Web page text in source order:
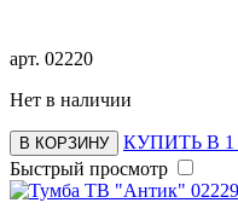
арт. 02220
Нет в наличии
В КОРЗИНУ
КУПИТЬ В
Быстрый просмотр